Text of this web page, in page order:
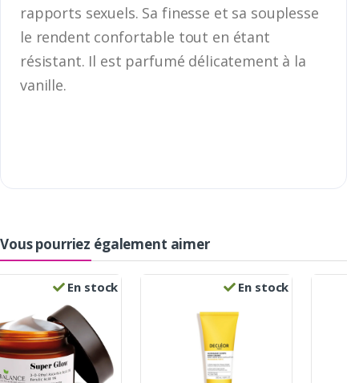
rapports sexuels. Sa finesse et sa souplesse
le rendent confortable tout en étant
résistant. Il est parfumé délicatement à la
vanille.
Vous pourriez également aimer
En stock En stock